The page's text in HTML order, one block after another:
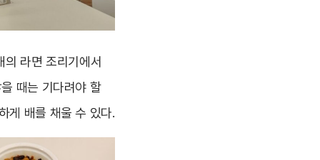
의 라면 조리기에서
때는 기다려야 할
게 배를 채울 수 있다.